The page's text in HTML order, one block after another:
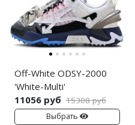
Off-White ODSY-2000
'White-Multi'
11056 руб 15308 руб
Выбрать